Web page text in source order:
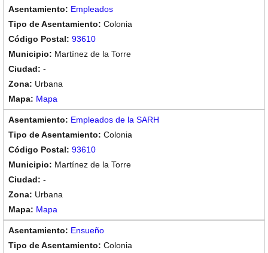
Empleados
Colonia
93610
Martínez de la Torre
-
Urbana
Mapa
Empleados de la SARH
Colonia
93610
Martínez de la Torre
-
Urbana
Mapa
Ensueño
Colonia